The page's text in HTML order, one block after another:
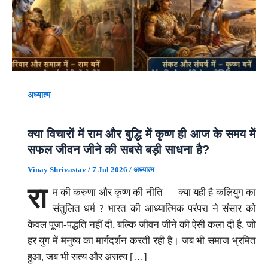
अध्यात्म
क्या विचारों में राम और बुद्धि में कृष्ण ही आज के समय में
सफल जीवन जीने की सबसे बड़ी साधना है?
Vinay Shrivastav / 7 Jul 2026 / अध्यात्म
रा म की करुणा और कृष्ण की नीति — क्या यही है कलियुग का
संतुलित धर्म ? भारत की आध्यात्मिक परंपरा ने संसार को
केवल पूजा-पद्धति नहीं दी, बल्कि जीवन जीने की ऐसी कला दी है, जो
हर युग में मनुष्य का मार्गदर्शन करती रही है। जब भी समाज भ्रमित
हुआ, जब भी सत्य और असत्य […]